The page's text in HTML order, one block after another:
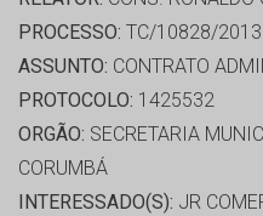
PROCESSO: TC/10828/2013
ASSUNTO: CONTRATO
PROTOCOLO: 1425532
ORGÃO: SECRETARIA
CORUMBÁ
INTERESSADO(S): JR